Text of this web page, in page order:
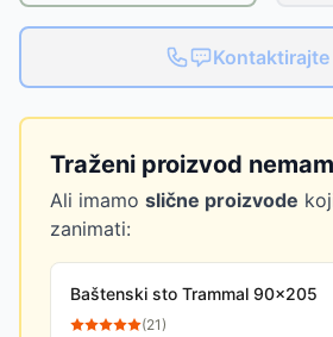
Kontaktirajte
Traženi proizvod
Ali imamo slične proizvode
zanimati:
Baštenski sto Trammal 90x205
(21)